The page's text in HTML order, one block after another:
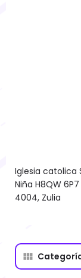
Iglesia catolica
Niña H8QW
4004, Zulia